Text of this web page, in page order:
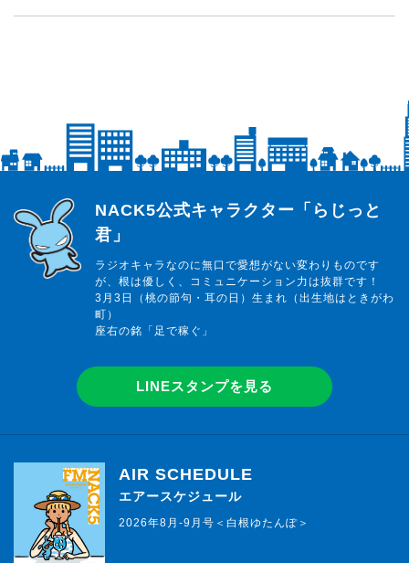
らじっと君
NACK5公式キャラクター「らじっと
君」
ラジオキャラなのに無口で愛想がない変わりものです
が、根は優しく、コミュニケーション力は抜群です！
3月3日（桃の節句・耳の日）生まれ（出生地はときがわ
町）
座右の銘「足で稼ぐ」
LINEスタンプを見る
AIR SCHEDULE
エアースケジュール
2026年8月-9月号＜白根ゆたんぽ＞